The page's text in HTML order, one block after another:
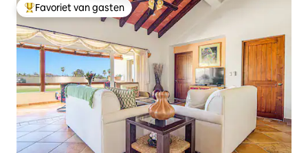
Topfavoriet van gasten
Favoriet van gasten